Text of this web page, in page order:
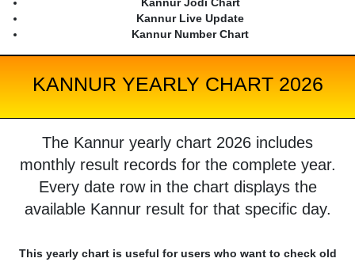
Kannur Jodi Chart
Kannur Live Update
Kannur Number Chart
KANNUR YEARLY CHART 2026
The Kannur yearly chart 2026 includes
monthly result records for the complete year.
Every date row in the chart displays the
available Kannur result for that specific day.
This yearly chart is useful for users who want to check old